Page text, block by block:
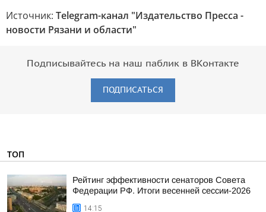
Источник: Telegram-канал "Издательство Пресса -
новости Рязани и области"
Подписывайтесь на наш паблик в ВКонтакте
ПОДПИСАТЬСЯ
ТОП
Рейтинг эффективности сенаторов Совета
Федерации РФ. Итоги весенней сессии-2026
14:15